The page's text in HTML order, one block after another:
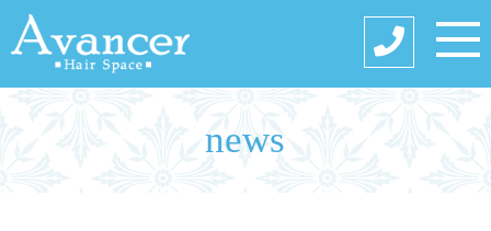
news